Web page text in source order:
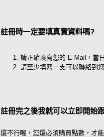
註冊時一定要填真實資料嗎?
請正確填寫您的 E-Mail，當
請至少填寫一支可以聯絡到
註冊完之後我就可以立即開始
還不行喔，您還必須購買點數，才